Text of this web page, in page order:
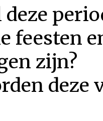
deze
feesten
zijn?
deze